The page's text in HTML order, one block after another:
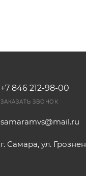
+7 846 212-98-00
ЗАКАЗАТЬ ЗВОНОК
samaramvs@mail.ru
г. Самара, ул.